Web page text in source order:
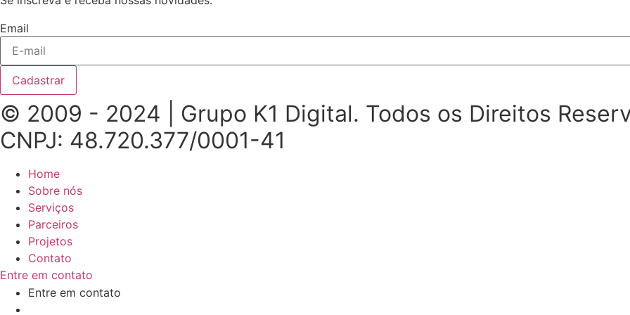
Email
Cadastrar
© 2009 - 2024 | Grupo K1 Digital. Todos os Direitos
CNPJ: 48.720.377/0001-41
Home
Sobre nós
Serviços
Parceiros
Projetos
Contato
Entre em contato
Entre em contato